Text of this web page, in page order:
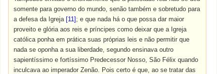
somente para governo do mundo, senão também e sobretudo para
a defesa da Igreja [11] ; e que nada há o que possa dar maior
proveito e glória aos reis e príncipes como deixar que a Igreja
católica ponha em prática suas próprias leis e não permitir que
nada se oponha a sua liberdade, segundo ensinava outro
sapientíssimo e fortíssimo Predecessor Nosso, São Félix quando
inculcava ao imperador Zenão. Pois certo é que, ao se tratar das